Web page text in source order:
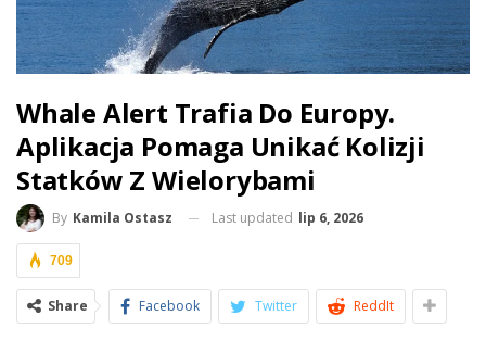
Whale Alert Trafia Do Europy.
Aplikacja Pomaga Unikać Kolizji
Statków Z Wielorybami
By Kamila Ostasz Last updated lip 6, 2026
709
Share Facebook Twitter ReddIt